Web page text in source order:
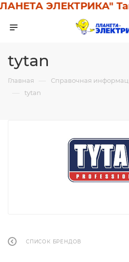
ЭЛЕКТРИКА"
tytan
Главная — Справочная
— tytan
СПИСОК БРЕНДОВ